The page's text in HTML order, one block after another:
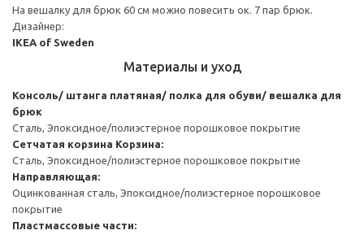
На вешалку для брюк 60 см можно повесить ок. 7 пар брюк.
Дизайнер:
IKEA of Sweden
Материалы и уход
Консоль/ штанга платяная/ полка для обуви/ вешалка для
брюк
Сталь, Эпоксидное/полиэстерное порошковое покрытие
Сетчатая корзина Корзина:
Сталь, Эпоксидное/полиэстерное порошковое покрытие
Направляющая:
Оцинкованная сталь, Эпоксидное/полиэстерное порошковое
покрытие
Пластмассовые части: